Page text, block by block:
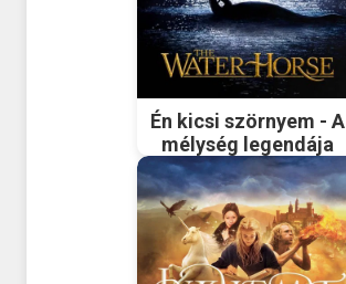
Én kicsi szörnyem - A
mélység legendája